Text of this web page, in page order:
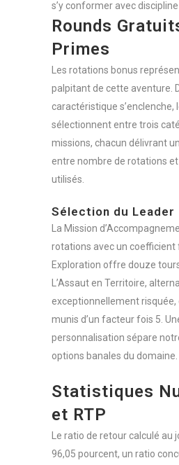
s’y conformer avec
Rounds
Primes
Les rotations bonus
palpitant de cette aventure.
caractéristique s’enclenche,
sélectionnent entre trois
missions, chacun délivrant
entre nombre de rotations
utilisés.
Sélection du Leader
La Mission
rotations avec un coefficient
Exploration offre douze
L’Assaut en Territoire,
exceptionnellement
munis d’un facteur fois 5.
personnalisation sépare
options banales du domaine.
Statistiques
et RTP
Le ratio de retour calculé au
96,05 pourcent, un ratio